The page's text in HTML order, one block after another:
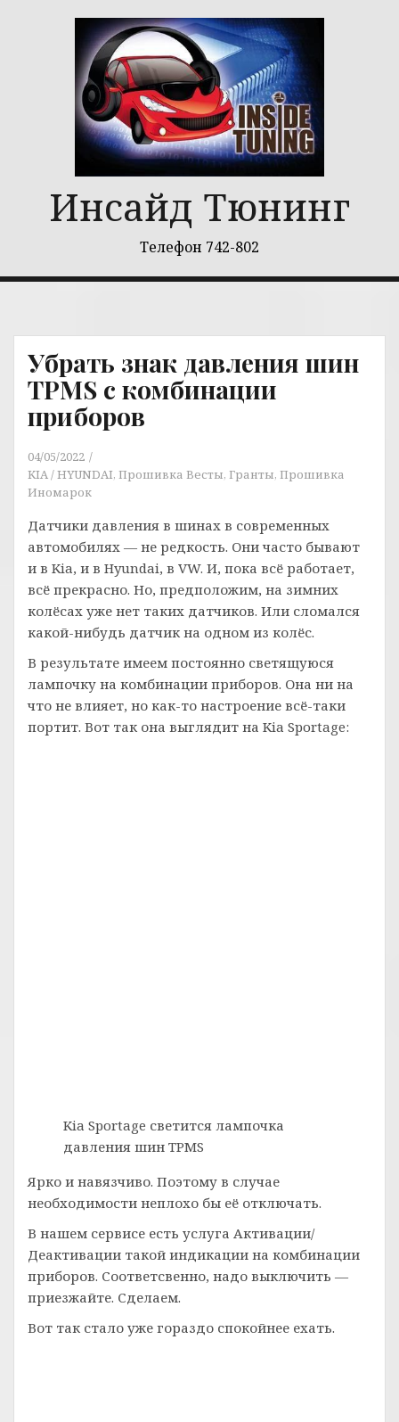
содержимому
Инсайд Тюнинг
Телефон 742-802
Убрать знак давления шин
TPMS с комбинации
приборов
04/05/2022
KIA / HYUNDAI, Прошивка Весты, Гранты, Прошивка
Иномарок
Датчики давления в шинах в современных
автомобилях — не редкость. Они часто бывают
и в Kia, и в Hyundai, в VW. И, пока всё работает,
всё прекрасно. Но, предположим, на зимних
колёсах уже нет таких датчиков. Или сломался
какой-нибудь датчик на одном из колёс.
В результате имеем постоянно светящуюся
лампочку на комбинации приборов. Она ни на
что не влияет, но как-то настроение всё-таки
портит. Вот так она выглядит на Kia Sportage:
Kia Sportage светится лампочка
давления шин TPMS
Ярко и навязчиво. Поэтому в случае
необходимости неплохо бы её отключать.
В нашем сервисе есть услуга Активации/
Деактивации такой индикации на комбинации
приборов. Соответсвенно, надо выключить —
приезжайте. Сделаем.
Вот так стало уже гораздо спокойнее ехать.